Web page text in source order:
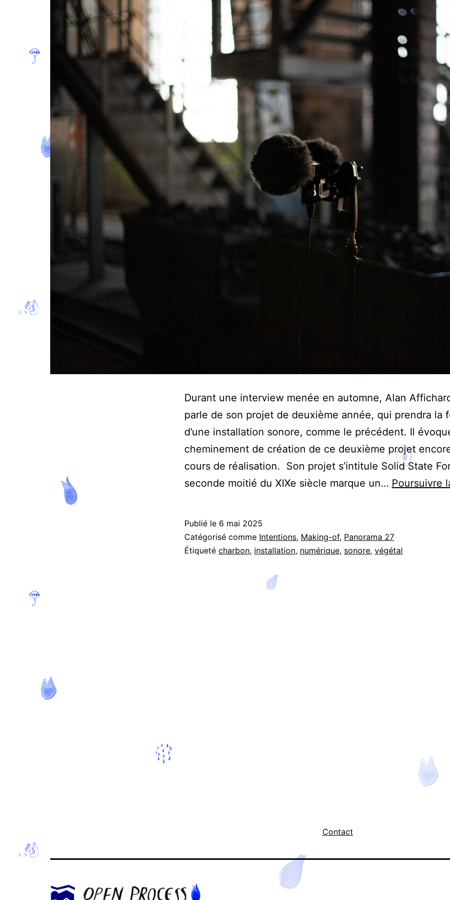
Durant une interview menée en automne, Alan
parle de son projet de deuxième année, qui prendra la
d’une installation sonore, comme le précédent. Il
cheminement de création de ce deuxième projet
cours de réalisation. Son projet s’intitule Solid State
seconde moitié du XIXe siècle marque un… Poursuivre
Publié le 6 mai 2025
Catégorisé comme Intentions, Making-of, Panorama 27
Étiqueté charbon, installation, numérique, sonore, végétal
Contact